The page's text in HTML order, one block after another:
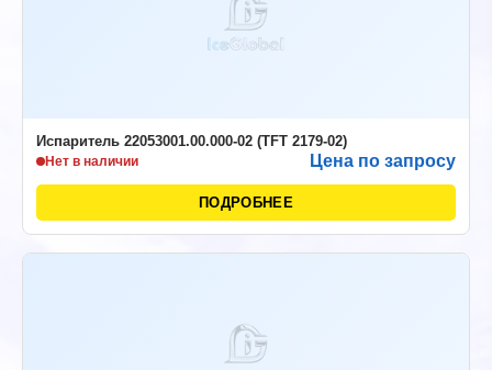
Испаритель 22053001.00.000-02 (TFT 2179-02)
Нет в наличии Цена по запросу
ПОДРОБНЕЕ